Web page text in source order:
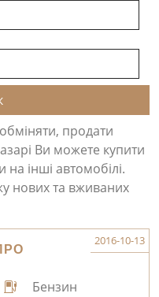
продати
Ви можете купити
інші автомобілі.
нових та вживаних
2016-10-13
Бензин